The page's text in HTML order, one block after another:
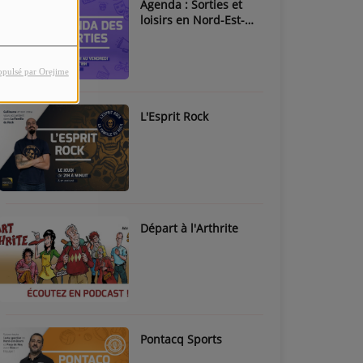
par Orejime
Agenda : Sorties et
loisirs en Nord-Est-
L'Esprit Rock
Départ à l'Arthrite
Pontacq Sports